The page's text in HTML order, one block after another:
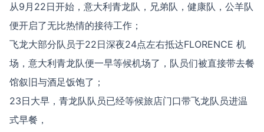
从9月22日开始，意大利青龙队，兄弟队，健康队，公羊队
便开启了无比热情的接待工作；
飞龙大部分队员于22日深夜24点左右抵达FLORENCE 机
场，意大利青龙队便一早等候机场了，队员们被直接带去餐
馆叙旧与酒足饭饱了；
23日大早，青龙队队员已经等候旅店门口带飞龙队员进温
式早餐，